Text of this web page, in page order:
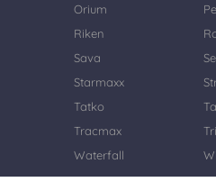
Orium
Riken
Sava
Starmaxx
Tatko
Tracmax
Waterfall